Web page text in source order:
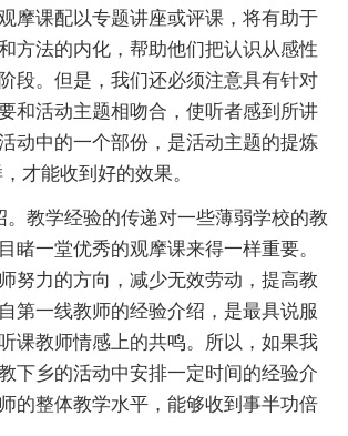
摩课配以专题讲座或评课，将有助于
方法的内化，帮助他们把认识从感性
段。但是，我们还必须注意具有针对
和活动主题相吻合，使听者感到所讲
动中的一个部份，是活动主题的提炼
才能收到好的效果。
教学经验的传递对一些薄弱学校的教
睹一堂优秀的观摩课来得一样重要。
努力的方向，减少无效劳动，提高教
第一线教师的经验介绍，是最具说服
课教师情感上的共鸣。所以，如果我
下乡的活动中安排一定时间的经验介
的整体教学水平，能够收到事半功倍